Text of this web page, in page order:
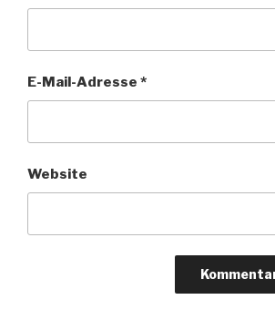
E-Mail-Adresse *
Website